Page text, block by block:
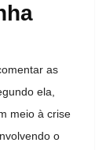
as
ela,
meio à crise
o